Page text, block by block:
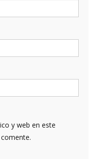
y web en este